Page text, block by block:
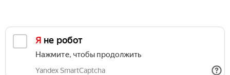
Я не робот
Нажмите, чтобы продолжить
Yandex SmartCaptcha